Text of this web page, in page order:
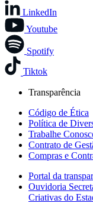
LinkedIn
Youtube
Spotify
Tiktok
Transparência
Código de Ética
Política de
Trabalhe
Contrato de
Compras e
Portal da
Ouvidoria
Criativas do